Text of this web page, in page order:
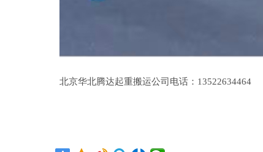
北京华北腾达起重搬运公司电话：13522634464